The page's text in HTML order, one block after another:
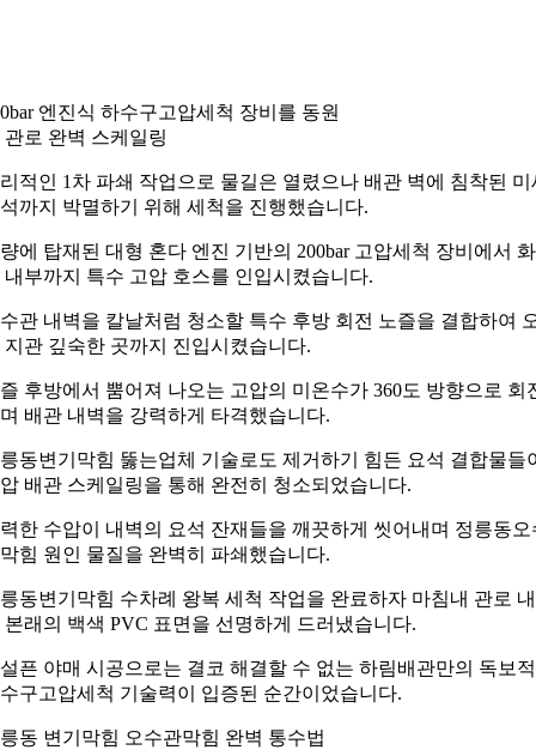
엔진식 하수구고압세척 장비를 동원
관로 완벽 스케일링
적인 1차 파쇄 작업으로 물길은 열렸으나 배관 벽에 침착된 미
까지 박멸하기 위해 세척을 진행했습니다.
에 탑재된 대형 혼다 엔진 기반의 200bar 고압세척 장비에서
내부까지 특수 고압 호스를 인입시켰습니다.
관 내벽을 칼날처럼 청소할 특수 후방 회전 노즐을 결합하여
지관 깊숙한 곳까지 진입시켰습니다.
후방에서 뿜어져 나오는 고압의 미온수가 360도 방향으로 회
배관 내벽을 강력하게 타격했습니다.
동변기막힘 뚫는업체 기술로도 제거하기 힘든 요석 결합물들
배관 스케일링을 통해 완전히 청소되었습니다.
한 수압이 내벽의 요석 잔재들을 깨끗하게 씻어내며 정릉동오
힘 원인 물질을 완벽히 파쇄했습니다.
동변기막힘 수차례 왕복 세척 작업을 완료하자 마침내 관로
본래의 백색 PVC 표면을 선명하게 드러냈습니다.
픈 야매 시공으로는 결코 해결할 수 없는 하림배관만의 독보
구고압세척 기술력이 입증된 순간이었습니다.
동 변기막힘 오수관막힘 완벽 통수법